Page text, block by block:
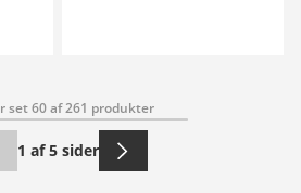
set 60 af 261 produkter
1 af 5 sider